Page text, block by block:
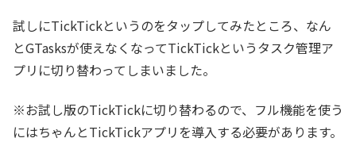
試しにTickTickというのをタップしてみたところ、なん
とGTasksが使えなくなってTickTickというタスク管理ア
プリに切り替わってしまいました。
※お試し版のTickTickに切り替わるので、フル機能を使う
にはちゃんとTickTickアプリを導入する必要があります。